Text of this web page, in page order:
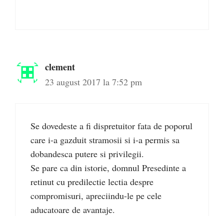
clement
23 august 2017 la 7:52 pm
Se dovedeste a fi dispretuitor fata de poporul
care i-a gazduit stramosii si i-a permis sa
dobandesca putere si privilegii.
Se pare ca din istorie, domnul Presedinte a
retinut cu predilectie lectia despre
compromisuri, apreciindu-le pe cele
aducatoare de avantaje.